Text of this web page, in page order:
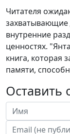
Читателя
внутренние
ценностях.
книга, которая
памяти,
Оставить